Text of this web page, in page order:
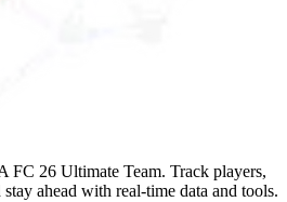
FC 26 Ultimate Team. Track players,
ahead with real-time data and tools.